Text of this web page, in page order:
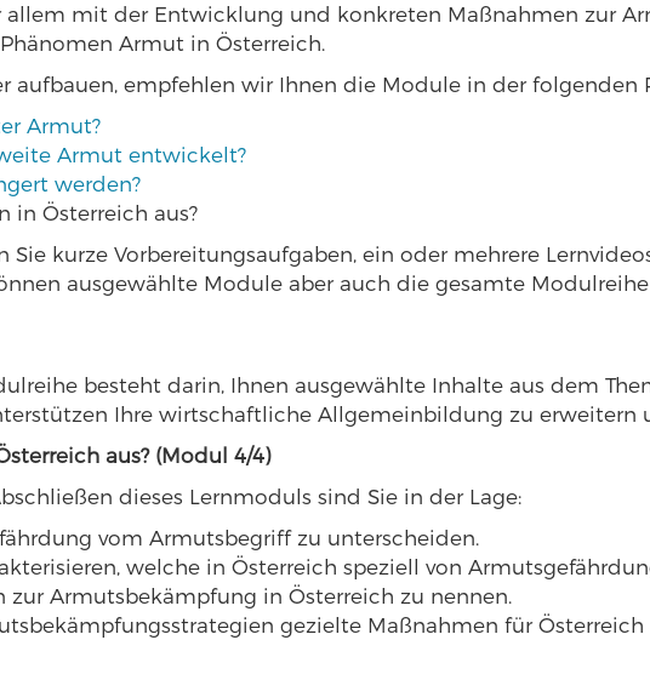
mit der Entwicklung und konkreten Maßnahmen zur
Armut in Österreich.
aufbauen, empfehlen wir Ihnen die Module in der folgenden
Armut?
Armut entwickelt?
werden?
in Österreich aus?
Sie kurze Vorbereitungsaufgaben, ein oder mehrere
ausgewählte Module aber auch die gesamte
besteht darin, Ihnen ausgewählte Inhalte aus dem
Ihre wirtschaftliche Allgemeinbildung zu erweitern
aus? (Modul 4/4)
dieses Lernmoduls sind Sie in der Lage:
vom Armutsbegriff zu unterscheiden.
welche in Österreich speziell von
zur Armutsbekämpfung in Österreich zu nennen.
gezielte Maßnahmen für Österreich